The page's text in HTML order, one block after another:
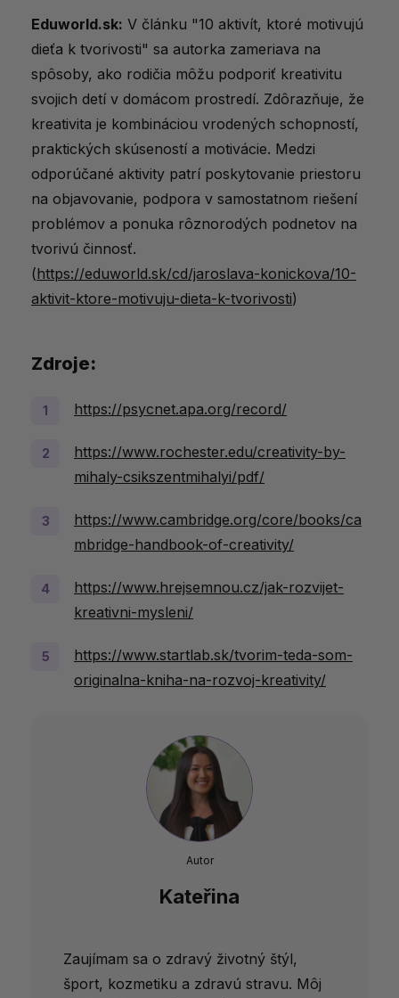
Eduworld.sk: V článku "10 aktivít, ktoré motivujú
dieťa k tvorivosti" sa autorka zameriava na
spôsoby, ako rodičia môžu podporiť kreativitu
svojich detí v domácom prostredí. Zdôrazňuje, že
kreativita je kombináciou vrodených schopností,
praktických skúseností a motivácie. Medzi
odporúčané aktivity patrí poskytovanie priestoru
na objavovanie, podpora v samostatnom riešení
problémov a ponuka rôznorodých podnetov na
tvorivú činnosť.
(https://eduworld.sk/cd/jaroslava-konickova/10-
aktivit-ktore-motivuju-dieta-k-tvorivosti)
Zdroje:
https://psycnet.apa.org/record/
https://www.rochester.edu/creativity-by-
mihaly-csikszentmihalyi/pdf/
https://www.cambridge.org/core/books/ca
mbridge-handbook-of-creativity/
https://www.hrejsemnou.cz/jak-rozvijet-
kreativni-mysleni/
https://www.startlab.sk/tvorim-teda-som-
originalna-kniha-na-rozvoj-kreativity/
Autor
Kateřina
Zaujímam sa o zdravý životný štýl,
šport, kozmetiku a zdravú stravu. Môj